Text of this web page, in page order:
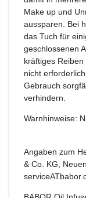
Make up und
aussparen. Bei
das Tuch für
geschlossenen
kräftiges
nicht
Gebrauch
verhindern.
Warnhinweise:
Angaben zum
& Co. KG,